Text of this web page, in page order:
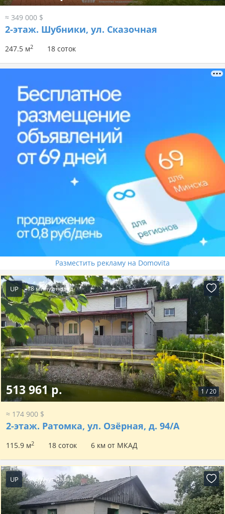
≈ 349 000 $
2-этаж. Шубники, ул. Сказочная
247.5 м2 18 соток
Разместить рекламу на Domovita
UP 18 минут назад
1 /20
513 961 р.
≈ 174 900 $
2-этаж. Ратомка, ул. Озёрная, д. 94/А
115.9 м2 18 соток 6 км от МКАД
UP 38 минут назад